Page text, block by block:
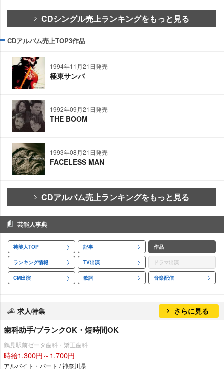
CDシングル売上ランキングをもっと見る
CDアルバム売上TOP3作品
1994年11月21日発売
極東サンバ
1992年09月21日発売
THE BOOM
1993年08月21日発売
FACELESS MAN
CDアルバム売上ランキングをもっと見る
芸能人事典
芸能人TOP 記事 作品
ランキング情報 TV出演 ドラマ出演
CM出演 歌詞 音楽配信
求人特集 さらに見る
歯科助手/ブランクOK・短時間OK
鶴見駅前ゼータ歯科・矯正歯科
時給1,300円～1,700円
アルバイト・パート / 神奈川県